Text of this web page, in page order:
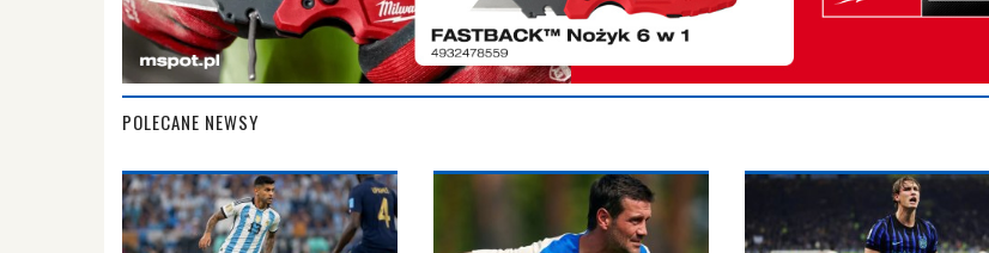
POLECANE NEWSY